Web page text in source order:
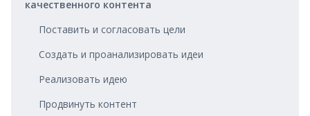
качественного контента
Поставить и согласовать цели
Создать и проанализировать идеи
Реализовать идею
Продвинуть контент